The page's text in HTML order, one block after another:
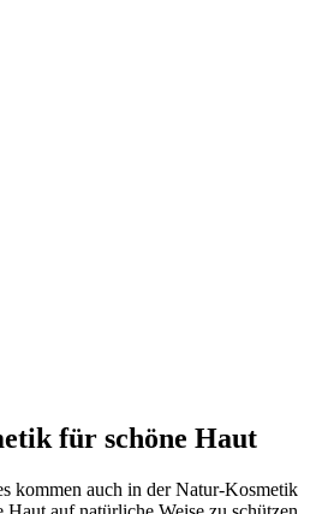
für schöne Haut
kommen auch in der Natur-Kosmetik